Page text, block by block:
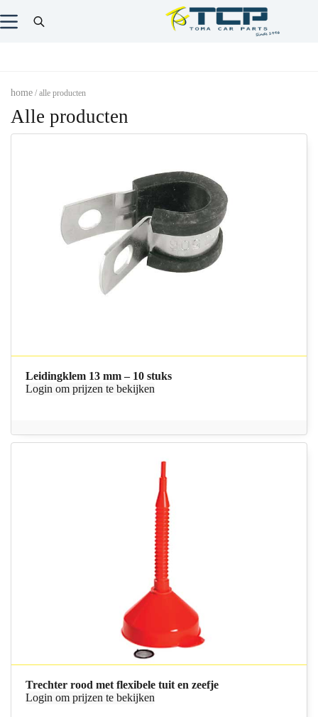
home / alle producten
Alle producten
Leidingklem 13 mm – 10 stuks
Login om prijzen te bekijken
Trechter rood met flexibele tuit en zeefje
Login om prijzen te bekijken